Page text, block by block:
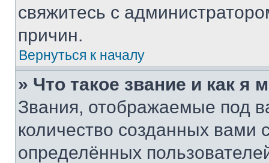
свяжитесь с
причин.
Вернуться к началу
» Что такое звание и как я
Звания, отображаемые под
количество созданных
определённых